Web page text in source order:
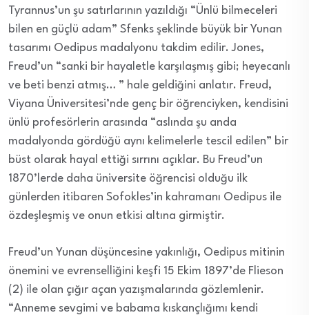
Tyrannus’un şu satırlarının yazıldığı “Ünlü bilmeceleri
bilen en güçlü adam” Sfenks şeklinde büyük bir Yunan
tasarımı Oedipus madalyonu takdim edilir. Jones,
Freud’un “sanki bir hayaletle karşılaşmış gibi; heyecanlı
ve beti benzi atmış… ” hale geldiğini anlatır. Freud,
Viyana Üniversitesi’nde genç bir öğrenciyken, kendisini
ünlü profesörlerin arasında “aslında şu anda
madalyonda gördüğü aynı kelimelerle tescil edilen” bir
büst olarak hayal ettiği sırrını açıklar. Bu Freud’un
1870’lerde daha üniversite öğrencisi olduğu ilk
günlerden itibaren Sofokles’in kahramanı Oedipus ile
özdeşleşmiş ve onun etkisi altına girmiştir.
Freud’un Yunan düşüncesine yakınlığı, Oedipus mitinin
önemini ve evrenselliğini keşfi 15 Ekim 1897’de Flieson
(2) ile olan çığır açan yazışmalarında gözlemlenir.
“Anneme sevgimi ve babama kıskançlığımı kendi